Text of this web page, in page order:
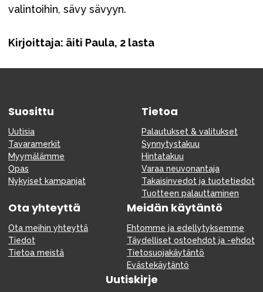
valintoihin, sävy sävyyn.
Kirjoittaja: äiti Paula, 2 lasta
Suosittu
Uutisia
Tavaramerkit
Myymälämme
Opas
Nykyiset kampanjat
Tietoa
Palautukset & valitukset
Synnytystakuu
Hintatakuu
Varaa neuvonantaja
Takaisinvedot ja tuotetiedot
Tuotteen palauttaminen
Ota yhteyttä
Ota meihin yhteyttä
Tiedot
Tietoa meistä
Meidän käytäntö
Ehtomme ja edellytyksemme
Täydelliset ostoehdot ja -ehdot
Tietosuojakäytäntö
Evästekäytäntö
Uutiskirje